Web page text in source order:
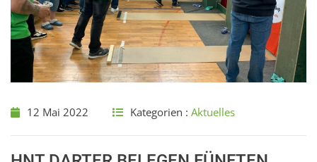
12 Mai 2022 Kategorien : Aktuelles